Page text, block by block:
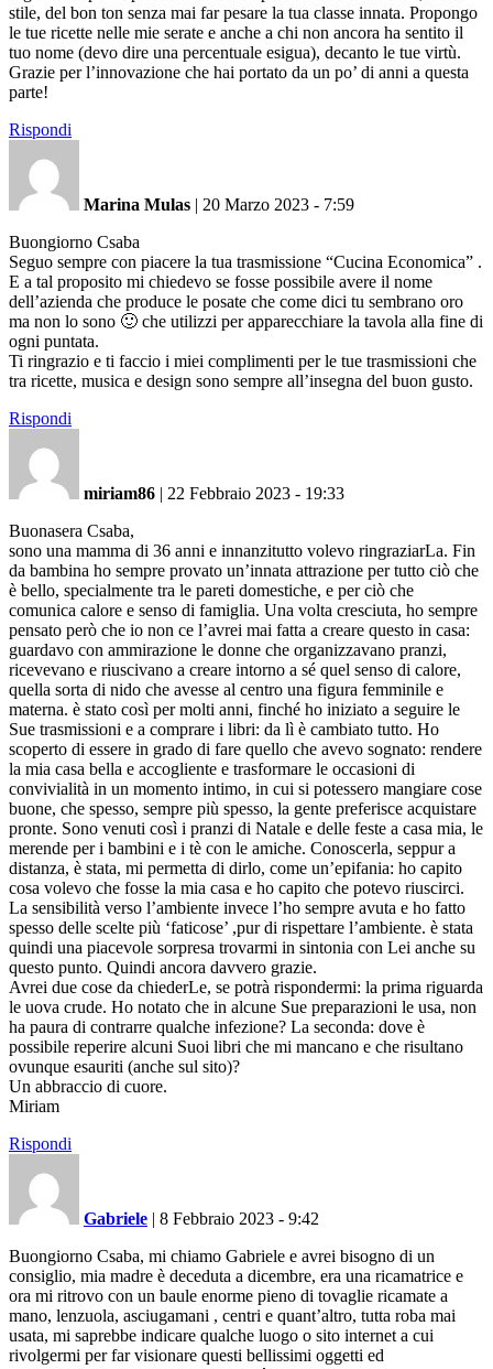
stile, del bon ton senza mai far pesare la tua classe innata. Propongo
le tue ricette nelle mie serate e anche a chi non ancora ha sentito il
tuo nome (devo dire una percentuale esigua), decanto le tue virtù.
Grazie per l’innovazione che hai portato da un po’ di anni a questa
parte!
Rispondi
Marina Mulas | 20 Marzo 2023 - 7:59
Buongiorno Csaba
Seguo sempre con piacere la tua trasmissione “Cucina Economica” .
E a tal proposito mi chiedevo se fosse possibile avere il nome
dell’azienda che produce le posate che come dici tu sembrano oro
ma non lo sono 🙂 che utilizzi per apparecchiare la tavola alla fine di
ogni puntata.
Ti ringrazio e ti faccio i miei complimenti per le tue trasmissioni che
tra ricette, musica e design sono sempre all’insegna del buon gusto.
Rispondi
miriam86 | 22 Febbraio 2023 - 19:33
Buonasera Csaba,
sono una mamma di 36 anni e innanzitutto volevo ringraziarLa. Fin
da bambina ho sempre provato un’innata attrazione per tutto ciò che
è bello, specialmente tra le pareti domestiche, e per ciò che
comunica calore e senso di famiglia. Una volta cresciuta, ho sempre
pensato però che io non ce l’avrei mai fatta a creare questo in casa:
guardavo con ammirazione le donne che organizzavano pranzi,
ricevevano e riuscivano a creare intorno a sé quel senso di calore,
quella sorta di nido che avesse al centro una figura femminile e
materna. è stato così per molti anni, finché ho iniziato a seguire le
Sue trasmissioni e a comprare i libri: da lì è cambiato tutto. Ho
scoperto di essere in grado di fare quello che avevo sognato: rendere
la mia casa bella e accogliente e trasformare le occasioni di
convivialità in un momento intimo, in cui si potessero mangiare cose
buone, che spesso, sempre più spesso, la gente preferisce acquistare
pronte. Sono venuti così i pranzi di Natale e delle feste a casa mia, le
merende per i bambini e i tè con le amiche. Conoscerla, seppur a
distanza, è stata, mi permetta di dirlo, come un’epifania: ho capito
cosa volevo che fosse la mia casa e ho capito che potevo riuscirci.
La sensibilità verso l’ambiente invece l’ho sempre avuta e ho fatto
spesso delle scelte più ‘faticose’ ,pur di rispettare l’ambiente. è stata
quindi una piacevole sorpresa trovarmi in sintonia con Lei anche su
questo punto. Quindi ancora davvero grazie.
Avrei due cose da chiederLe, se potrà rispondermi: la prima riguarda
le uova crude. Ho notato che in alcune Sue preparazioni le usa, non
ha paura di contrarre qualche infezione? La seconda: dove è
possibile reperire alcuni Suoi libri che mi mancano e che risultano
ovunque esauriti (anche sul sito)?
Un abbraccio di cuore.
Miriam
Rispondi
Gabriele | 8 Febbraio 2023 - 9:42
Buongiorno Csaba, mi chiamo Gabriele e avrei bisogno di un
consiglio, mia madre è deceduta a dicembre, era una ricamatrice e
ora mi ritrovo con un baule enorme pieno di tovaglie ricamate a
mano, lenzuola, asciugamani , centri e quant’altro, tutta roba mai
usata, mi saprebbe indicare qualche luogo o sito internet a cui
rivolgermi per far visionare questi bellissimi oggetti ed